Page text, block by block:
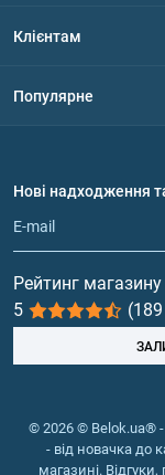
Політика
Обмін та
Клієнтам
Популярне
Протеїн
Гейнери
Вітаміни та
Риб'ячий жир,
Нові надходження
Рейтинг
5
(189
© 2026 © Belok.ua® -
- від новачка до
магазині.